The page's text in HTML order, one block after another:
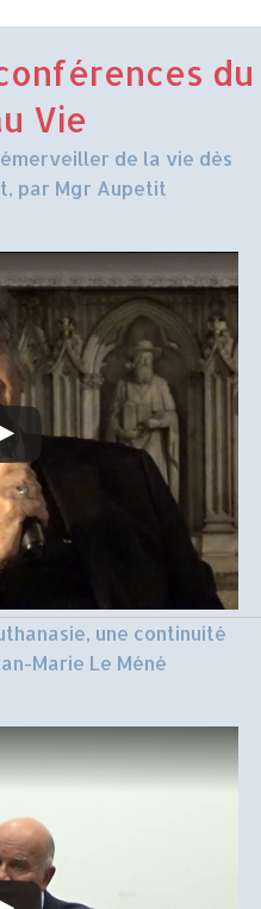
du
Vie
de la vie dès
par Mgr Aupetit
une continuité
Marie Le Méné